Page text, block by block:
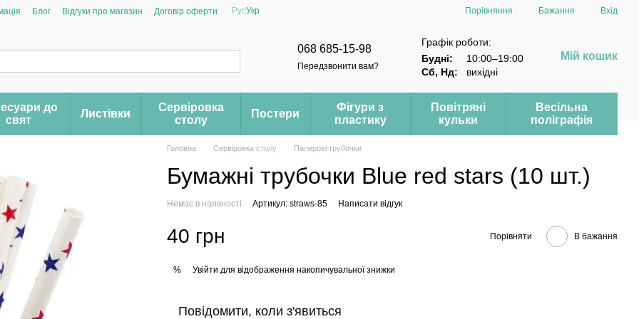
Блог Відгуки про магазин Договір оферти РусУкр Порівняння Бажання Вхід
068 685-15-98
Передзвонити вам?
Графік роботи:
Будні:
10:00–19:00
Сб, Нд:
вихідні
Мій кошик
до
свят
Листівки
Сервіровка
столу
Постери
Фігури з
пластику
Повітряні
кульки
Весільна
поліграфія
Головна Сервіровка столу Паперові трубочки
Бумажні трубочки Blue red stars (10 шт.)
Немає в наявності Артикул: straws-85 Написати відгук
40 грн Порівняти В бажання
% Увійти для відображення накопичувальної знижки
Повідомити, коли з'явиться